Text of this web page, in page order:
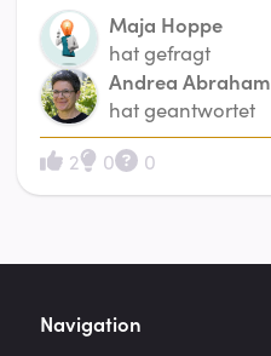
Maja Hoppe
hat gefragt
Andrea Abraham
hat geantwortet
2
0 0
Navigation